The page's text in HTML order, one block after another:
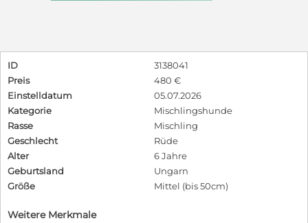
ID
3138041
Preis
480 €
Einstelldatum
05.07.2026
Kategorie
Mischlingshunde
Rasse
Mischling
Geschlecht
Rüde
Alter
6 Jahre
Geburtsland
Ungarn
Größe
Mittel (bis 50cm)
Weitere Merkmale